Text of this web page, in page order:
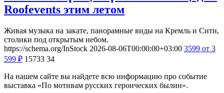
Roofevents этим летом
Живая музыка на закате, панорамные виды на Кремль и Сити,
столики под открытым небом.
https://schema.org/InStock 2026-08-06T00:00:00+03:00 3599 от 3
599 ₽ 15733 34
На нашем сайте вы найдете всю информацию про событие
выставка «По мотивам русских героических былин».